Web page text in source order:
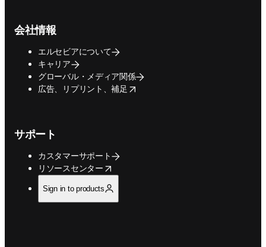
会社情報
エルセビアについて
キャリア
グローバル・メディア関係
広告、リプリント、補足
opens in new tab/window
サポート
カスタマーサポート
リソースセンター
opens in new tab/window
Sign in to products